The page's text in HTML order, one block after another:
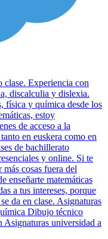
clase. Experiencia con
discalculia y dislexia.
física y química desde los
estoy
de acceso a la
en euskera como en
de bachillerato
y online. Si te
más cosas fuera del
enseñarte matemáticas
a tus intereses, porque
da en clase. Asignaturas
Dibujo técnico
universidad a